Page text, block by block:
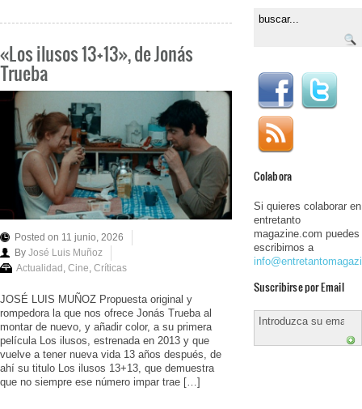
«Los ilusos 13+13», de Jonás
Trueba
Posted on 11 junio, 2026
By José Luis Muñoz
Actualidad , Cine, Críticas
JOSÉ LUIS MUÑOZ Propuesta original y
rompedora la que nos ofrece Jonás Trueba al
montar de nuevo, y añadir color, a su primera
película Los ilusos, estrenada en 2013 y que
vuelve a tener nueva vida 13 años después, de
ahí su titulo Los ilusos 13+13, que demuestra
que no siempre ese número impar trae […]
Colabora
Si quieres colaborar en
entretanto
magazine.com puedes
escribirnos a
Suscribirse por Email